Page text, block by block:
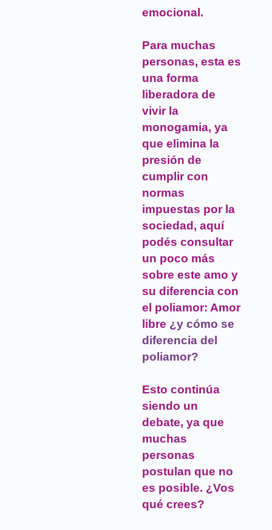
emocional.
Para muchas
personas, esta es
una forma
liberadora de
vivir la
monogamia, ya
que elimina la
presión de
cumplir con
normas
impuestas por la
sociedad, aquí
podés consultar
un poco más
sobre este amo y
su diferencia con
el poliamor: Amor
libre ¿y cómo se
diferencia del
poliamor?
Esto continúa
siendo un
debate, ya que
muchas
personas
postulan que no
es posible. ¿Vos
qué crees?